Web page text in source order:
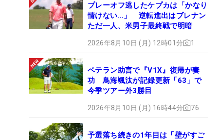
プレーオフ逃したケプカは「かなり
情けない…」 逆転進出はブレナン
ただ一人、米男子最終戦で明暗
2026年8月10日 (月) 12時01分 1
ベテラン助言で『V1X』復帰が奏
功 鳥海颯汰が記録更新「63」で
今季ツアー外3勝目
2026年8月10日 (月) 16時44分 76
予選落ち続きの1年目は「壁がすご